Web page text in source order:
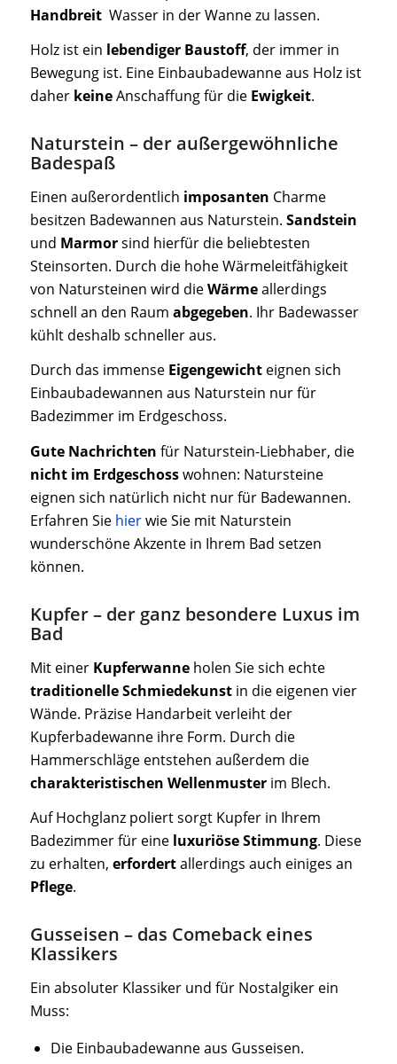
Handbreit Wasser in der Wanne zu lassen.
Holz ist ein lebendiger Baustoff, der immer in
Bewegung ist. Eine Einbaubadewanne aus Holz ist
daher keineAnschaffung für die Ewigkeit.
Naturstein – der außergewöhnliche
Badespaß
Einen außerordentlich imposanten Charme
besitzen Badewannen aus Naturstein. Sandstein
und Marmorsind hierfür die beliebtesten
Steinsorten. Durch die hohe Wärmeleitfähigkeit
von Natursteinen wird dieWärmeallerdings
schnell an den Raum abgegeben. Ihr Badewasser
kühlt deshalb schneller aus.
Durch das immense Eigengewichteignen sich
Einbaubadewannen aus Naturstein nur für
Badezimmer im Erdgeschoss.
Gute Nachrichten für Naturstein-Liebhaber, die
nicht im Erdgeschosswohnen: Natursteine
eignen sich natürlich nicht nur für Badewannen.
Erfahren Sie hierwie Sie mit Naturstein
wunderschöne Akzente in Ihrem Bad setzen
können.
Kupfer – der ganz besondere Luxus im
Bad
Mit einer Kupferwanneholen Sie sich echte
traditionelle Schmiedekunstin die eigenen vier
Wände. Präzise Handarbeit verleiht der
Kupferbadewanne ihre Form. Durch die
Hammerschläge entstehen außerdem die
charakteristischen Wellenmusterim Blech.
Auf Hochglanz poliert sorgt Kupfer in Ihrem
Badezimmer für eine luxuriöse Stimmung. Diese
zu erhalten, erfordertallerdings auch einiges an
Pflege.
Gusseisen – das Comeback eines
Klassikers
Ein absoluter Klassiker und für Nostalgiker ein
Muss:
Die Einbaubadewanne aus Gusseisen.